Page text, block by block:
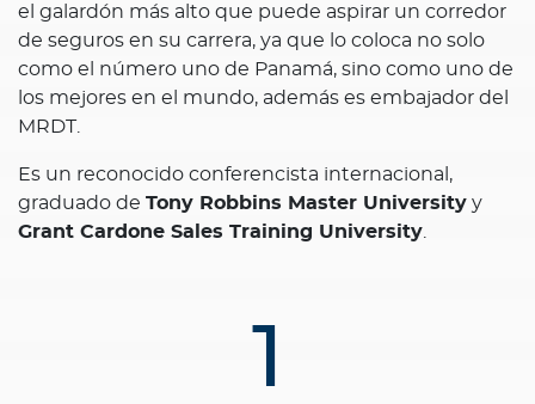
el galardón más alto que puede aspirar un corredor
de seguros en su carrera, ya que lo coloca no solo
como el número uno de Panamá, sino como uno de
los mejores en el mundo, además es embajador del
MRDT.
Es un reconocido conferencista internacional,
graduado de Tony Robbins Master University y
Grant Cardone Sales Training University
1